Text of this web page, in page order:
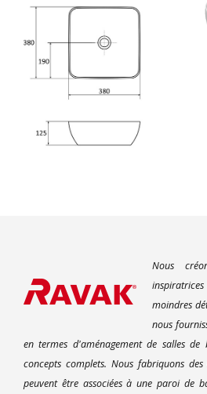
Nous
moindres
nous
en termes d'aménagement de salles
concepts complets. Nous fabriquons
peuvent être associées à une paroi de